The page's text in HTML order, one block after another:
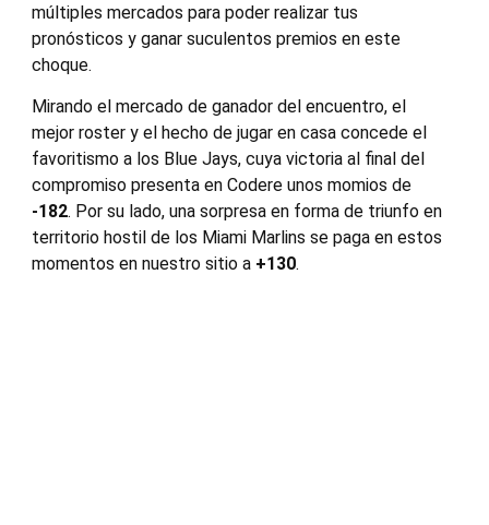
múltiples mercados para poder realizar tus
pronósticos y ganar suculentos premios en este
choque.
Mirando el mercado de ganador del encuentro, el
mejor roster y el hecho de jugar en casa concede el
favoritismo a los Blue Jays, cuya victoria al final del
compromiso presenta en Codere unos momios de
-182. Por su lado, una sorpresa en forma de triunfo en
territorio hostil de los Miami Marlins se paga en estos
momentos en nuestro sitio a +130.